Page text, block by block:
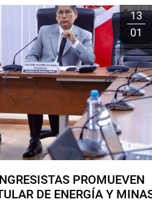
13
01
PROMUEVEN
DE ENERGÍA Y